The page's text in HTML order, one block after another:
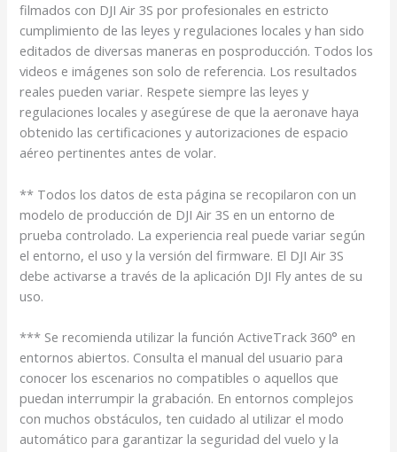
filmados con DJI Air 3S por profesionales en estricto
cumplimiento de las leyes y regulaciones locales y han sido
editados de diversas maneras en posproducción. Todos los
videos e imágenes son solo de referencia. Los resultados
reales pueden variar. Respete siempre las leyes y
regulaciones locales y asegúrese de que la aeronave haya
obtenido las certificaciones y autorizaciones de espacio
aéreo pertinentes antes de volar.
** Todos los datos de esta página se recopilaron con un
modelo de producción de DJI Air 3S en un entorno de
prueba controlado. La experiencia real puede variar según
el entorno, el uso y la versión del firmware. El DJI Air 3S
debe activarse a través de la aplicación DJI Fly antes de su
uso.
*** Se recomienda utilizar la función ActiveTrack 360° en
entornos abiertos. Consulta el manual del usuario para
conocer los escenarios no compatibles o aquellos que
puedan interrumpir la grabación. En entornos complejos
con muchos obstáculos, ten cuidado al utilizar el modo
automático para garantizar la seguridad del vuelo y la